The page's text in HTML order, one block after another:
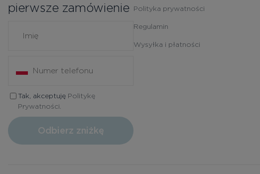
pierwsze zamówienie
Tak, akceptuję Politykę
Prywatności.
Odbierz zniżkę
Polityka prywatności
Regulamin
Wysyłka i płatności